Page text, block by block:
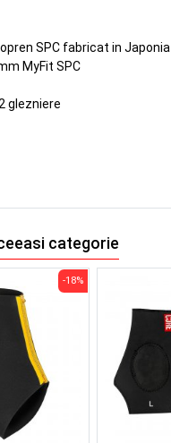
SPC fabricat in Japonia
MyFit SPC
glezniere
categorie
-18%